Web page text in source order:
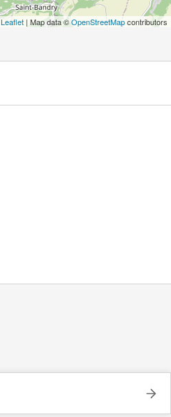
Leaflet | Map data ©OpenStreetMapcontributors